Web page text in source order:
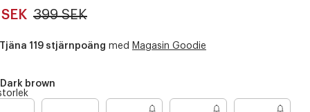
till
399 SEK
Tjäna 119 stjärnpoäng med Magasin Goodie
Dark brown